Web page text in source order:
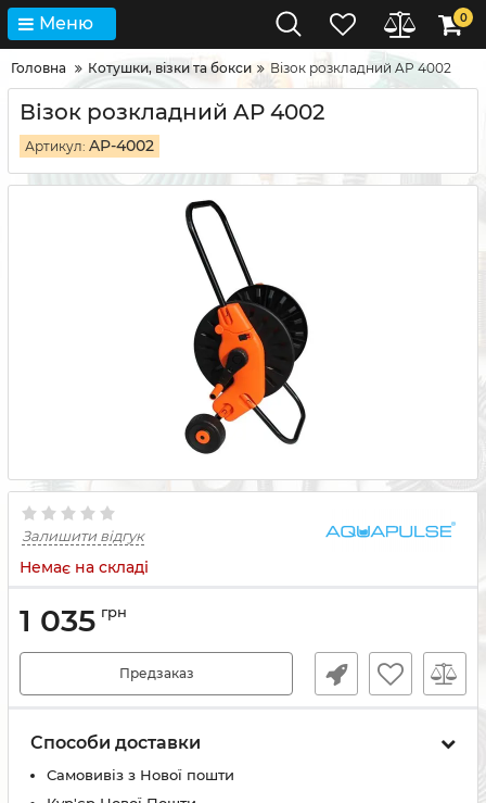
Меню 0
Головна Котушки, візки та бокси Візок розкладний AP 4002
Візок розкладний AP 4002
Артикул: AP-4002
Залишити відгук
Немає на складі
1 035 грн
Предзаказ
Способи доставки
Самовивіз з Нової пошти